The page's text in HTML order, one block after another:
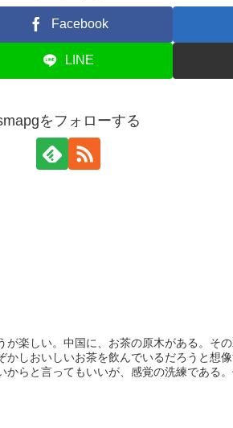
Facebook
LINE
をフォローする
が楽しい。中国に、お茶の原木がある。そ
かしおいしいお茶を飲んでいるだろうと想
からと言ってもいいが、感覚の洗練である。